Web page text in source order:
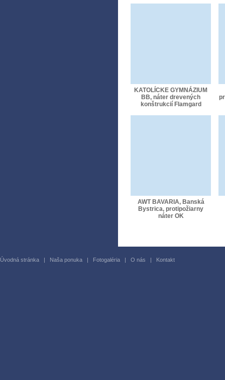
KATOLÍCKE GYMNÁZIUM
BB, náter drevených
konštrukcií Flamgard
AWT BAVARIA, Banská
Bystrica, protipožiarny
náter OK
Úvodná stránka | Naša ponuka | Fotogaléria | O nás | Kontakt